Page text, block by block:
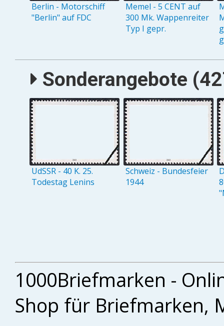
Berlin - Motorschiff
"Berlin" auf FDC
Memel - 5 CENT auf
300 Mk. Wappenreiter
Typ I gepr.
Sonderangebote
UdSSR - 40 K. 25.
Todestag Lenins
Schweiz - Bundesfeier
1944
1000Briefmarken -
Shop für Briefmarken,